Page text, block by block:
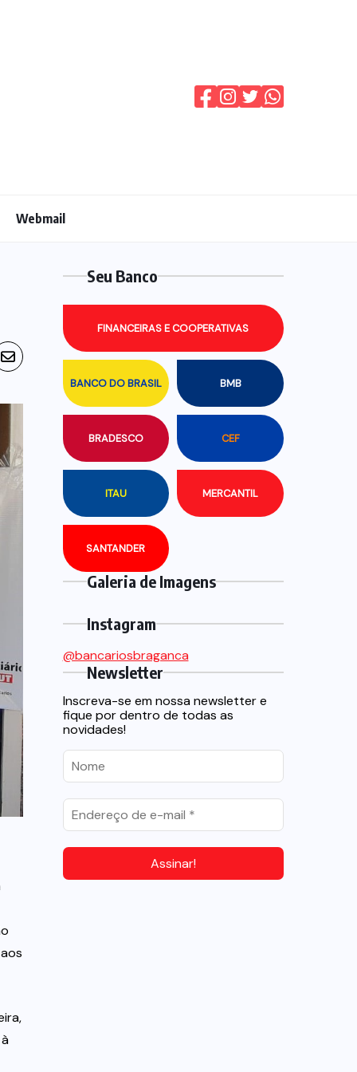
Webmail
Seu Banco
BANCO DO BRASIL BMB
BRADESCO CEF
FINANCEIRAS E COOPERATIVAS
ITAU MERCANTIL
SANTANDER
Galeria de Imagens
Instagram
@bancariosbraganca
Newsletter
Inscreva-se em nossa newsletter e
fique por dentro de todas as
novidades!